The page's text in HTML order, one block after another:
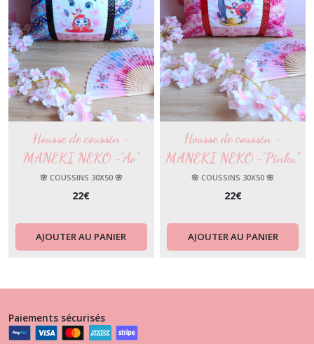
Housse de coussin -
MANEKI NEKO -"Ao"
🌸 COUSSINS 30X50 🌸
22€
AJOUTER AU PANIER
Housse de coussin -
MANEKI NEKO -"Pinku"
🌸 COUSSINS 30X50 🌸
22€
AJOUTER AU PANIER
Paiements sécurisés